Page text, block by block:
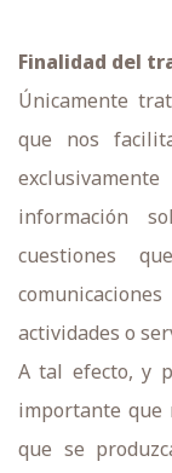
Finalidad del
Únicamente
que nos
información
cuestiones
actividades o
A tal efecto, y
importante que
que se